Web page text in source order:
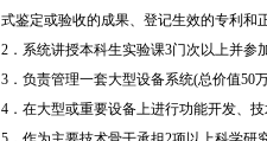
式鉴定或验收的成果、登记生效的专利和
2．系统讲授本科生实验课3门次以上并参
3．负责管理一套大型设备系统(总价值50
4．在大型或重要设备上进行功能开发、